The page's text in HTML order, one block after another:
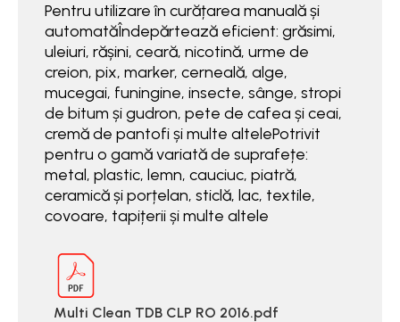
Pentru utilizare în curățarea manuală și
automatăÎndepărtează eficient: grăsimi,
uleiuri, rășini, ceară, nicotină, urme de
creion, pix, marker, cerneală, alge,
mucegai, funingine, insecte, sânge, stropi
de bitum și gudron, pete de cafea și ceai,
cremă de pantofi și multe altelePotrivit
pentru o gamă variată de suprafețe:
metal, plastic, lemn, cauciuc, piatră,
ceramică și porțelan, sticlă, lac, textile,
covoare, tapițerii și multe altele
Multi Clean TDB CLP RO 2016.pdf